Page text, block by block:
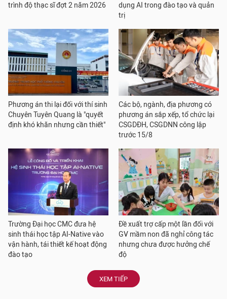
trình độ thạc sĩ đợt 2 năm 2026
dụng AI trong đào tạo và quản
trị
Phương án thi lại đối với thí sinh
Chuyên Tuyên Quang là "quyết
định khó khăn nhưng cần thiết"
Các bộ, ngành, địa phương có
phương án sắp xếp, tổ chức lại
CSGDĐH, CSGDNN công lập
trước 15/8
Trường Đại học CMC đưa hệ
sinh thái học tập AI-Native vào
vận hành, tái thiết kế hoạt động
đào tạo
Đề xuất trợ cấp một lần đối với
GV mầm non đã nghỉ công tác
nhưng chưa được hưởng chế
độ
XEM TIẾP